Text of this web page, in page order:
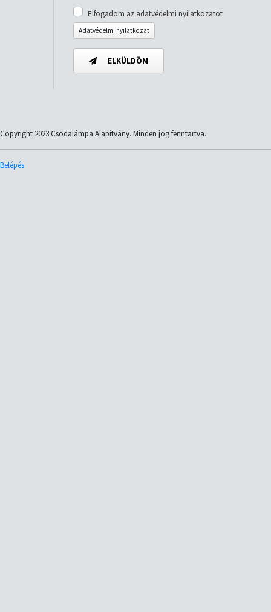
Elfogadom az adatvédelmi nyilatkozatot
Adatvédelmi nyilatkozat
ELKÜLDÖM
Copyright 2023 Csodalámpa Alapítvány. Minden jog fenntartva.
Belépés